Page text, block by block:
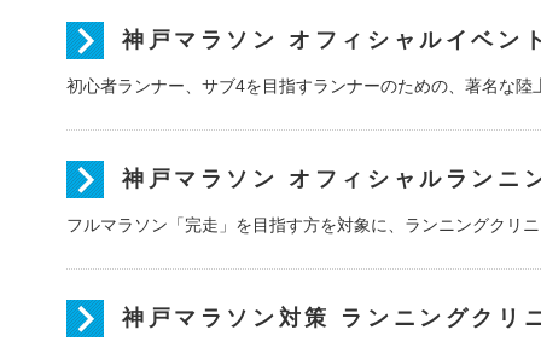
神戸マラソン オフィシャルイベ
初心者ランナー、サブ4を目指すランナーのための、著名な
神戸マラソン オフィシャルランニ
フルマラソン「完走」を目指す方を対象に、ランニングクリ
神戸マラソン対策 ランニングクリ